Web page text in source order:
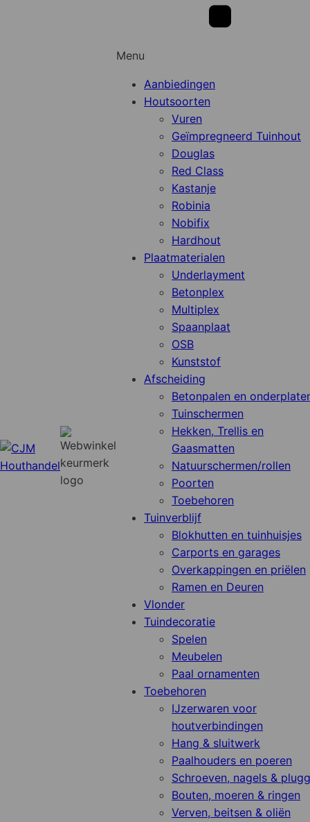
Menu
Aanbiedingen
Houtsoorten
Vuren
Geïmpregneerd Tuinhout
Douglas
Red Class
Kastanje
Robinia
Nobifix
Hardhout
Plaatmaterialen
Underlayment
Betonplex
Multiplex
Spaanplaat
OSB
Kunststof
Afscheiding
Betonpalen en
Tuinschermen
Hekken, Trellis en
Gaasmatten
Natuurschermen/rollen
Poorten
Toebehoren
Tuinverblijf
Blokhutten en tuinhuisjes
Carports en garages
Overkappingen en priëlen
Ramen en Deuren
Vlonder
Tuindecoratie
Spelen
Meubelen
Paal ornamenten
Toebehoren
IJzerwaren voor
houtverbindingen
Hang & sluitwerk
Paalhouders en poeren
Schroeven, nagels &
Bouten, moeren & ringen
Verven, beitsen & oliën